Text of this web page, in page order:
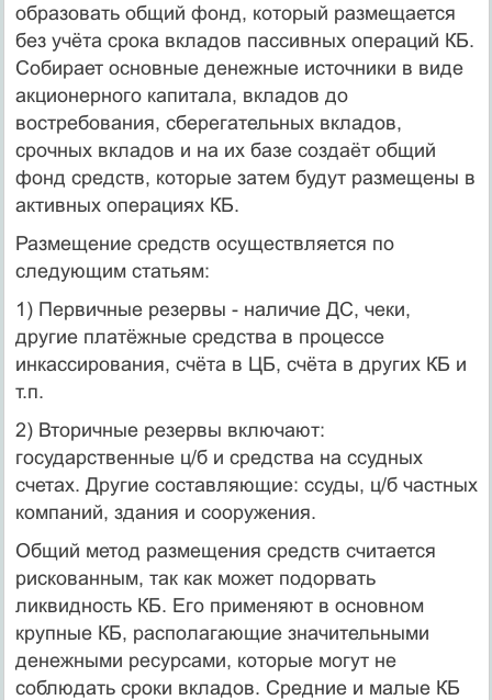
образовать общий фонд, который размещается
без учёта срока вкладов пассивных операций КБ.
Собирает основные денежные источники в виде
акционерного капитала, вкладов до
востребования, сберегательных вкладов,
срочных вкладов и на их базе создаёт общий
фонд средств, которые затем будут размещены в
активных операциях КБ.
Размещение средств осуществляется по
следующим статьям:
1) Первичные резервы - наличие ДС, чеки,
другие платёжные средства в процессе
инкассирования, счёта в ЦБ, счёта в других КБ и
т.п.
2) Вторичные резервы включают:
государственные ц/б и средства на ссудных
счетах. Другие составляющие: ссуды, ц/б частных
компаний, здания и сооружения.
Общий метод размещения средств считается
рискованным, так как может подорвать
ликвидность КБ. Его применяют в основном
крупные КБ, располагающие значительными
денежными ресурсами, которые могут не
соблюдать сроки вкладов. Средние и малые КБ